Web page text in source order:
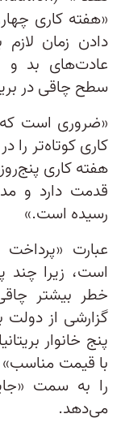
«هفته کاری
دادن زمان
عادت‌های بد و
سطح چاقی در
«ضروری است
کاری کوتاه‌تر را
قدمت دارد و
رسیده است.»
عبارت
است، زیرا چند
گزارشی از دولت
پنج خانوار
با قیمت
را به سمت
می‌دهد.